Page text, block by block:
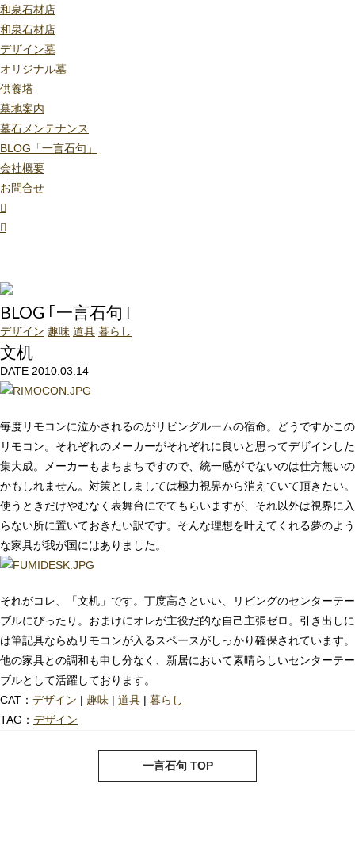
和泉石材店
和泉石材店
デザイン墓
オリジナル墓
供養塔
墓地案内
墓石メンテナンス
BLOG「一言石句」
会社概要
お問合せ
BLOG ｢一言石句｣
デザイン 趣味 道具 暮らし
文机
DATE 2010.03.14
毎度リモコンに泣かされるのがリビングルームの宿命。どうですかこの
リモコン。それぞれのメーカーがそれぞれに良いと思ってデザインした
集大成。メーカーもまちまちですので、統一感がでないのは仕方無いの
かもしれません。対策としましては極力視界から消えていて頂きたい。
使うときだけやむなく表舞台にでてもらいますが、それ以外は視界に入
らない所に置いておきたい訳です。そんな理想を叶えてくれる夢のよう
な家具が我が国にはありました。
それがコレ、「文机」です。丁度高さといい、リビングのセンターテー
ブルにぴったり。おまけにオレが主役だ的な自己主張ゼロ。引き出しに
は筆記具ならぬリモコンが入るスペースがしっかり確保されています。
他の家具との調和も申し分なく、新居において素晴らしいセンターテー
ブルとして活躍しております。
CAT： デザイン | 趣味 | 道具 | 暮らし
TAG： デザイン
一言石句 TOP